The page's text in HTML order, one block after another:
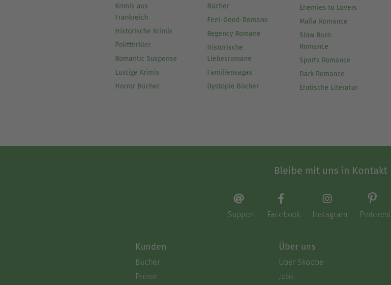
Krimis aus
Frankreich
Historische Krimis
Politthriller
Romantic Suspense
Lustige Krimis
Horror Bücher
Bücher
Feel-Good-Romane
Regency Romane
Historische
Liebesromane
Familiensagas
Dystopie Bücher
Enemies to Lovers
Mafia Romance
Slow Burn
Romance
Sports Romance
Dark Romance
Erotische Literatur
Bleibe mit uns in Kontakt
Support Facebook Instagram Pinterest
Kunden
Bücher
Preise
Über uns
Über Skoobe
Jobs